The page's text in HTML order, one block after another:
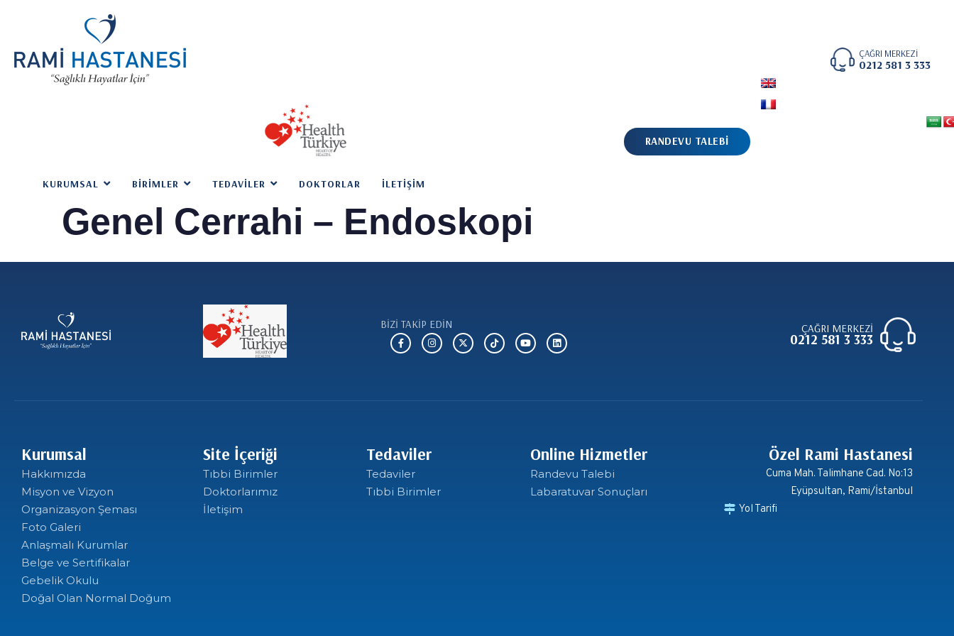
KURUMSAL BIRIMLER TEDAVILER DOKTORLAR İLETIŞIM
ÇAĞRI MERKEZİ
0212 581 3 333
RANDEVU TALEBİ
Genel Cerrahi – Endoskopi
BİZİ TAKİP EDİN ÇAĞRI MERKEZİ
0212 581 3 333
Kurumsal
Hakkımızda
Misyon ve Vizyon
Organizasyon Şeması
Foto Galeri
Anlaşmalı Kurumlar
Belge ve Sertifikalar
Gebelik Okulu
Doğal Olan Normal Doğum
Site İçeriği
Tıbbi Birimler
Doktorlarımız
İletişim
Tedaviler
Tedaviler
Tıbbi Birimler
Online Hizmetler
Randevu Talebi
Labaratuvar Sonuçları
Özel Rami Hastanesi
Cuma Mah. Talimhane Cad. No:13
Eyüpsultan, Rami/İstanbul
Yol Tarifi